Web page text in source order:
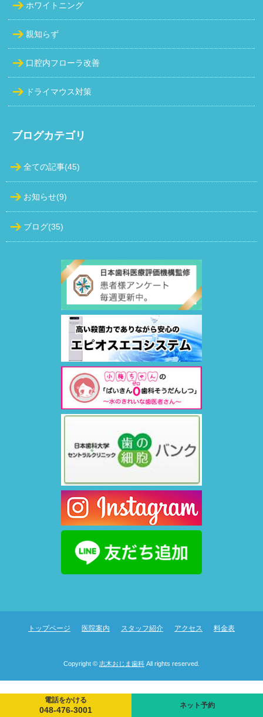
ホワイトニング
親知らず
口腔内フローラ改善
ドライマウス対策
ブログカテゴリ
全ての記事(45)
お知らせ(9)
ブログ(35)
電話をかける
048-476-3001 ネット予約
トップページ 医院案内 スタッフ紹介 アクセス 料金表
Copyright © 志木おじま歯科 All rights reserved.